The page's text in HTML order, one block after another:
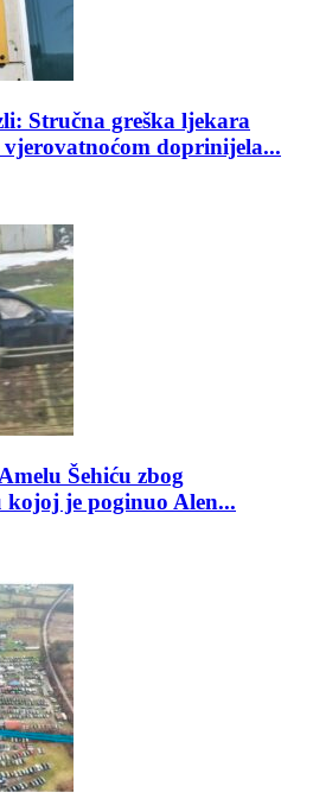
Stručna greška ljekara
doprinijela...
Šehiću zbog
kojoj je poginuo Alen...